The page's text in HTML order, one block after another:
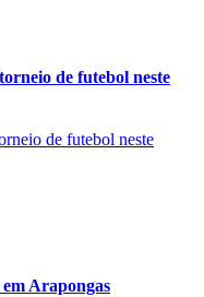
de futebol neste
Arapongas